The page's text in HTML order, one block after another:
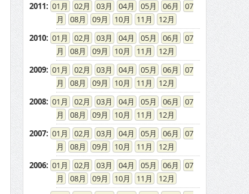
2011: 01 02 03 04 05 06
07
08
09 10 11
12
2010: 01 02 03 04 05 06
07
08
09 10 11
12
2009: 01 02 03 04 05 06
07
08
09 10 11
12
2008: 01 02 03 04 05 06
07
08
09 10 11
12
2007: 01 02 03 04 05 06
07
08
09 10 11
12
2006: 01 02 03 04 05 06
07
08
09 10 11
12